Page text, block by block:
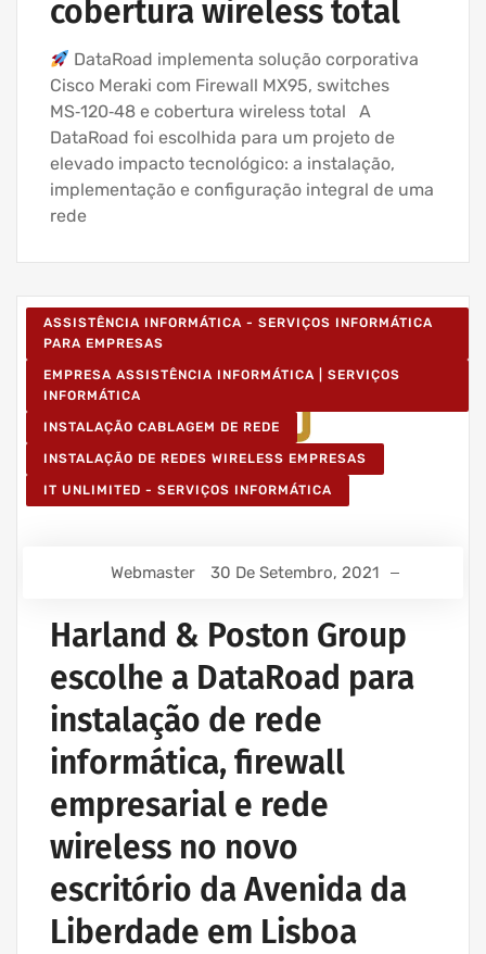
cobertura wireless total
DataRoad implementa solução corporativa
Cisco Meraki com Firewall MX95, switches
MS‑120‑48 e cobertura wireless total A
DataRoad foi escolhida para um projeto de
elevado impacto tecnológico: a instalação,
implementação e configuração integral de uma
rede
ASSISTÊNCIA INFORMÁTICA - SERVIÇOS INFORMÁTICA
PARA EMPRESAS
EMPRESA ASSISTÊNCIA INFORMÁTICA | SERVIÇOS
INFORMÁTICA
INSTALAÇÃO CABLAGEM DE REDE
INSTALAÇÃO DE REDES WIRELESS EMPRESAS
IT UNLIMITED - SERVIÇOS INFORMÁTICA
Webmaster 30 De Setembro, 2021
Harland & Poston Group
escolhe a DataRoad para
instalação de rede
informática, firewall
empresarial e rede
wireless no novo
escritório da Avenida da
Liberdade em Lisboa